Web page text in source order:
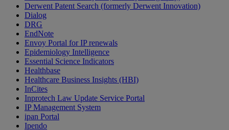
Derwent Patent Search (formerly Derwent Innovation)
Dialog
DRG
EndNote
Envoy Portal for IP renewals
Epidemiology Intelligence
Essential Science Indicators
Healthbase
Healthcare Business Insights (HBI)
InCites
Inprotech Law Update Service Portal
IP Management System
ipan Portal
Ipendo